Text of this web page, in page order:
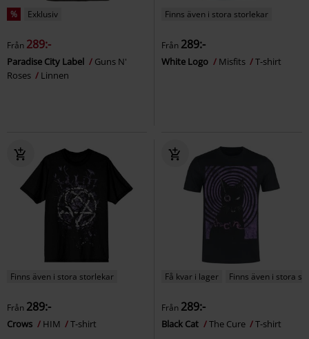
% Exklusiv
Från 289:-
Paradise City Label
Guns N'
Roses
Linnen
Finns även i stora storlekar
Från 289:-
White Logo Misfits T-shirt
Finns även i stora storlekar
Från 289:-
Crows HIM T-shirt
Få kvar i lager Finns även i stora
Från 289:-
Black Cat The Cure T-shirt